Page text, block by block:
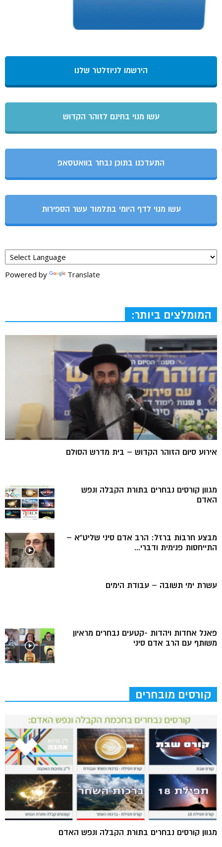
הירשמו לניוזלטר שלנו
עשו מנוי בחינם לזוהר הקדוש
התעדכנו בתוכן נבחר בוואטסאפ
עשו מנוי לדף היומי בתלמוד עשר הספירות
Powered by Translate
המומלצים ביותר:
אירוע סיום הזוהר הקדוש – בית מדרש הסולם
מגוון קורסים נבחרים בתורת הקבלה ונפש
האדם
מבצע חרבות ברזל: הרב אדם סיני שליט”א –
התייחסות פנימית ודברי...
עשרת ימי תשובה – עבודת הימים
פאנל אחדות ויהדות -קטעים נבחרים מראיון
משותף עם הרב אדם סיני
קורסים מובחרים
מגוון קורסים נבחרים בתורת הקבלה ונפש האדם